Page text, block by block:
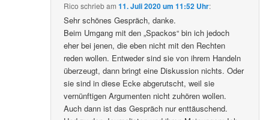
Rico schriebam11. Juli 2020 um 11:52 Uhr:
Sehr schönes Gespräch, danke.
Beim Umgang mit den „Spackos“ bin ich jedoch
eher bei jenen, die eben nicht mit den Rechten
reden wollen. Entweder sind sie von ihrem Handeln
überzeugt, dann bringt eine Diskussion nichts. Oder
sie sind in diese Ecke abgerutscht, weil sie
vernünftigen Argumenten nicht zuhören wollen.
Auch dann ist das Gespräch nur enttäuschend.